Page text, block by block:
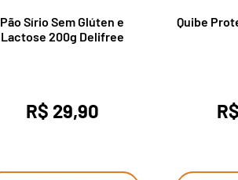
Pão Sírio Sem Glúten e
Lactose 200g Delifree
R$ 29,90
Quibe